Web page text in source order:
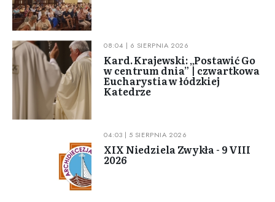
08:04 | 6 SIERPNIA 2026
Kard. Krajewski: „Postawić Go
w centrum dnia” | czwartkowa
Eucharystia w łódzkiej
Katedrze
04:03 | 5 SIERPNIA 2026
XIX Niedziela Zwykła - 9 VIII
2026